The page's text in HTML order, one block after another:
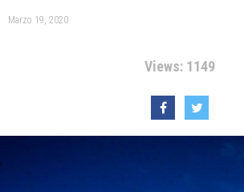
Marzo 19, 2020
Views: 1149